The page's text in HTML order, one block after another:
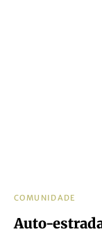
COMUNIDADE
Auto-